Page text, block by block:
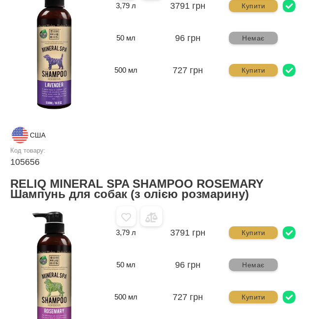
США
Код товару:
105656
3,79 л 3791 грн Купити
50 мл 96 грн Немає
500 мл 727 грн Купити
RELIQ MINERAL SPA SHAMPOO ROSEMARY
Шампунь для собак (з олією розмарину)
3,79 л 3791 грн Купити
50 мл 96 грн Немає
500 мл 727 грн Купити